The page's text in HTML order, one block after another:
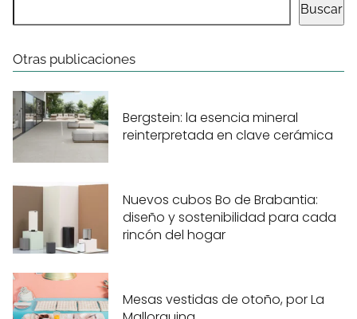
Buscar
Otras publicaciones
Bergstein: la esencia mineral
reinterpretada en clave cerámica
Nuevos cubos Bo de Brabantia:
diseño y sostenibilidad para cada
rincón del hogar
Mesas vestidas de otoño, por La